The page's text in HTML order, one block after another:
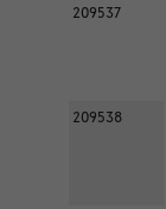
209537
209538